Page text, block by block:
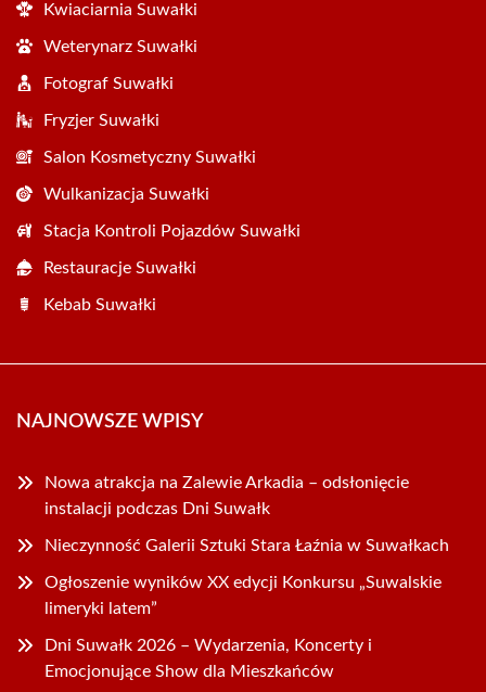
Kwiaciarnia Suwałki
Weterynarz Suwałki
Fotograf Suwałki
Fryzjer Suwałki
Salon Kosmetyczny Suwałki
Wulkanizacja Suwałki
Stacja Kontroli Pojazdów Suwałki
Restauracje Suwałki
Kebab Suwałki
NAJNOWSZE WPISY
Nowa atrakcja na Zalewie Arkadia – odsłonięcie
instalacji podczas Dni Suwałk
Nieczynność Galerii Sztuki Stara Łaźnia w Suwałkach
Ogłoszenie wyników XX edycji Konkursu „Suwalskie
limeryki latem”
Dni Suwałk 2026 – Wydarzenia, Koncerty i
Emocjonujące Show dla Mieszkańców